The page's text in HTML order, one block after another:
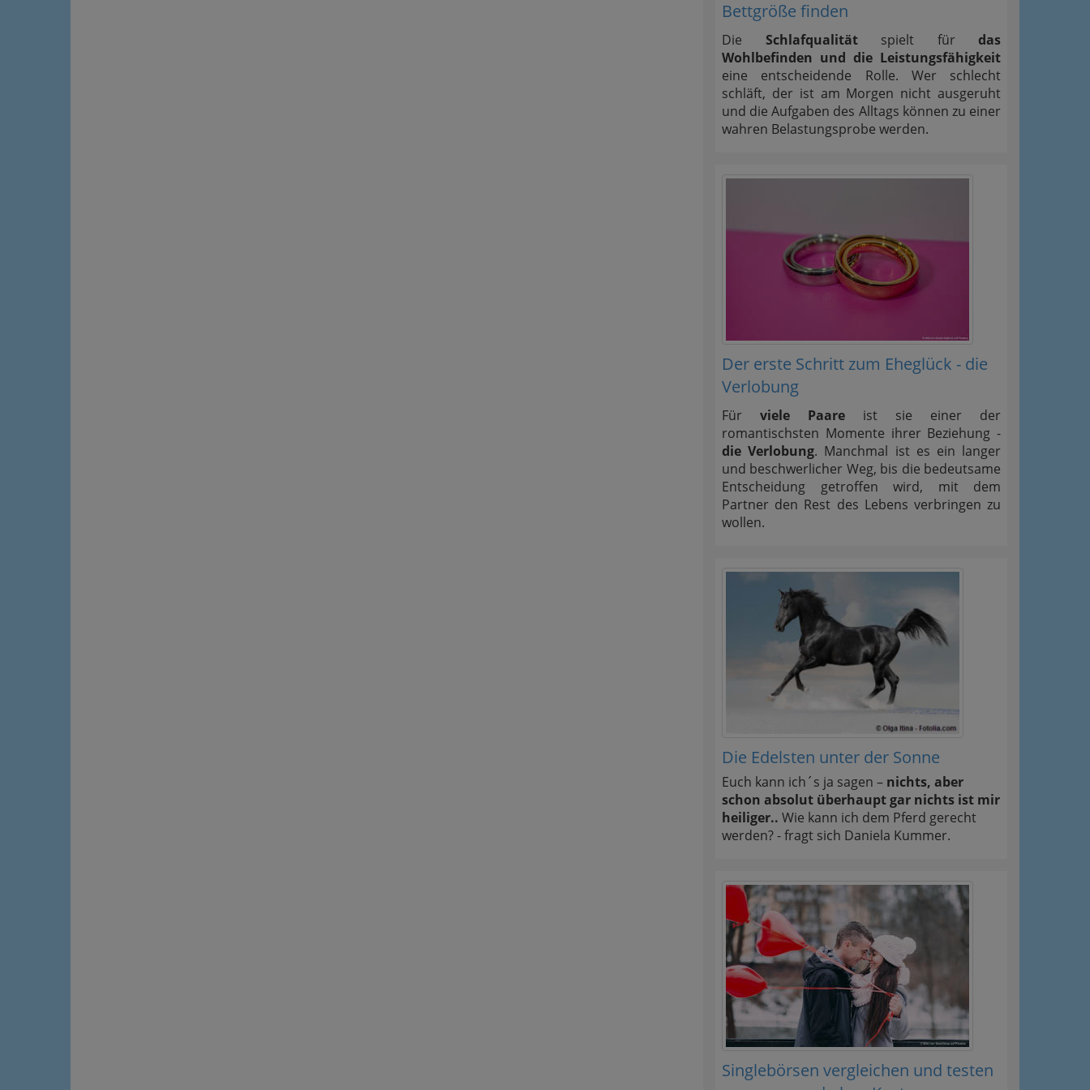
Bettgröße finden
Die Schlafqualitätspielt für das
Wohlbefinden und die Leistungsfähigkeit
eine entscheidende Rolle. Wer schlecht
schläft, der ist am Morgen nicht ausgeruht
und die Aufgaben des Alltags können zu einer
wahren Belastungsprobe werden.
Der erste Schritt zum Eheglück - die
Verlobung
Für viele Paare ist sie einer der
romantischsten Momente ihrer Beziehung -
die Verlobung. Manchmal ist es ein langer
und beschwerlicher Weg, bis die bedeutsame
Entscheidung getroffen wird, mit dem
Partner den Rest des Lebens verbringen zu
wollen.
Die Edelsten unter der Sonne
Euch kann ich´s ja sagen – nichts, aber
schon absolut überhaupt gar nichts ist mir
heiliger.. Wie kann ich dem Pferd gerecht
werden? - fragt sich Daniela Kummer.
Singlebörsen vergleichen und testen